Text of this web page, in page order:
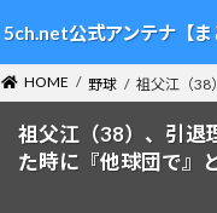
ン
テ
ン
ツ
ビ
ゲ
ー
シ
5ch.net公式アンテナ【ま
HOME 野球 祖父江（38
祖父江（38）、引退
た時に『他球団で』